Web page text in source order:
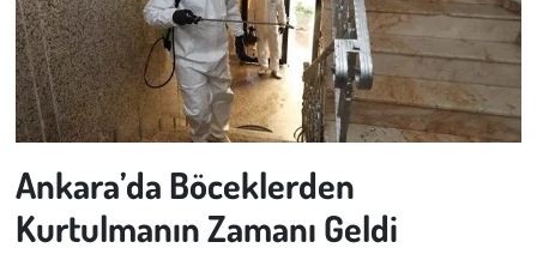
Ankara’da Böceklerden
Kurtulmanın Zamanı Geldi